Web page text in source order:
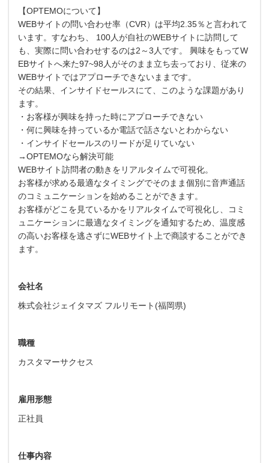
【OPTEMOについて】
WEBサイトの問い合わせ率（CVR）は平均2.35％と言われて
います。すなわち、 100人が自社のWEBサイトに訪問して
も、実際に問い合わせするのは2～3人です。 興味をもってW
EBサイトへ来た97~98人がそのまま立ち去っており、従来の
WEBサイトではアプローチできないままです。
その結果、インサイドセールスにて、このような課題があり
ます。
・お客様が興味を持った時にアプローチできない
・何に興味を持っているか電話で話さないとわからない
・インサイドセールスのリードが足りていない
→OPTEMOなら解決可能
WEBサイト訪問者の動きをリアルタイムで可視化。
お客様が求める最適なタイミングでそのまま個別に音声通話
のコミュニケーションを始めることができます。
お客様がどこを見ているかをリアルタイムで可視化し、コミ
ュニケーションに最適なタイミングを通知するため、温度感
の高いお客様を逃さずにWEBサイト上で商談することができ
ます。
会社名
株式会社ジェイタマズ フルリモート(福岡県)
職種
カスタマーサクセス
雇用形態
正社員
仕事内容